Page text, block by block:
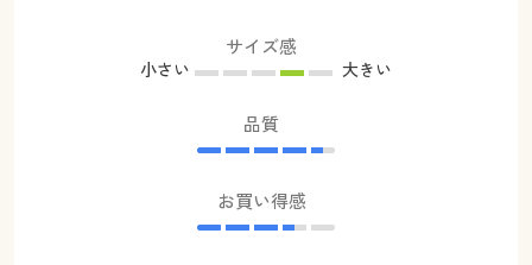
サイズ感
小さい 大きい
品質
お買い得感